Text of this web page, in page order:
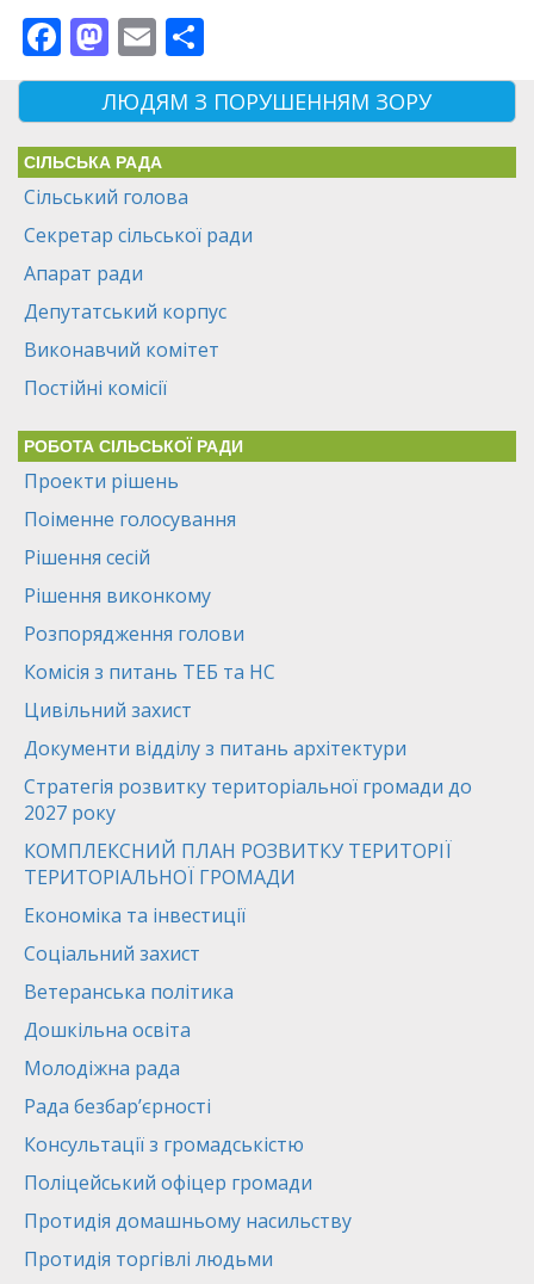
Facebook
Mastodon
Email
ЛЮДЯМ З ПОРУШЕННЯМ ЗОРУ
СІЛЬСЬКА РАДА
Сільський голова
Секретар сільської ради
Апарат ради
Депутатський корпус
Виконавчий комітет
Постійні комісії
РОБОТА СІЛЬСЬКОЇ РАДИ
Проекти рішень
Поіменне голосування
Рішення сесій
Рішення виконкому
Розпорядження голови
Комісія з питань ТЕБ та НС
Цивільний захист
Документи відділу з питань архітектури
Стратегія розвитку територіальної громади до
2027 року
КОМПЛЕКСНИЙ ПЛАН РОЗВИТКУ ТЕРИТОРІЇ
ТЕРИТОРІАЛЬНОЇ ГРОМАДИ
Економіка та інвестиції
Соціальний захист
Ветеранська політика
Дошкільна освіта
Молодіжна рада
Рада безбар’єрності
Консультації з громадськістю
Поліцейський офіцер громади
Протидія домашньому насильству
Протидія торгівлі людьми